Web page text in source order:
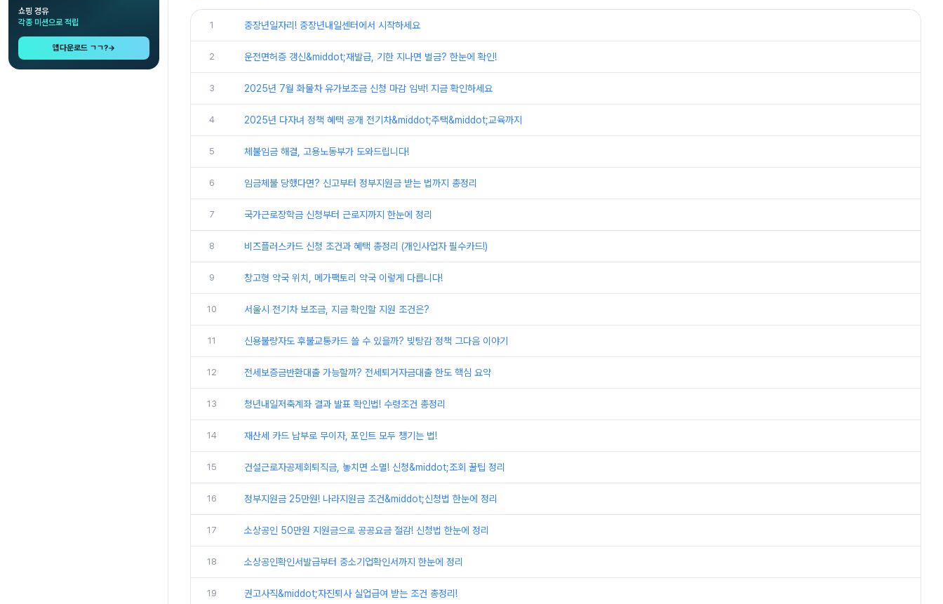
쇼핑 경유
각종 미션으로 적립
앱다운로드 ㄱㄱ?→
1 중장년일자리! 중장년내일센터에서 시작하세요
2 운전면허증 갱신&middot;재발급, 기한 지나면 벌금? 한눈에 확인!
3 2025년 7월 화물차 유가보조금 신청 마감 임박! 지금 확인하세요
4 2025년 다자녀 정책 혜택 공개 전기차&middot;주택&middot;교육까지
5 체불임금 해결, 고용노동부가 도와드립니다!
6 임금체불 당했다면? 신고부터 정부지원금 받는 법까지 총정리
7 국가근로장학금 신청부터 근로지까지 한눈에 정리
8 비즈플러스카드 신청 조건과 혜택 총정리 (개인사업자 필수카드!)
9 창고형 약국 위치, 메가팩토리 약국 이렇게 다릅니다!
10 서울시 전기차 보조금, 지금 확인할 지원 조건은?
11 신용불량자도 후불교통카드 쓸 수 있을까? 빚탕감 정책 그다음 이야기
12 전세보증금반환대출 가능할까? 전세퇴거자금대출 한도 핵심 요약
13 청년내일저축계좌 결과 발표 확인법! 수령조건 총정리
14 재산세 카드 납부로 무이자, 포인트 모두 챙기는 법!
15 건설근로자공제회퇴직금, 놓치면 소멸! 신청&middot;조회 꿀팁 정리
16 정부지원금 25만원! 나라지원금 조건&middot;신청법 한눈에 정리
17 소상공인 50만원 지원금으로 공공요금 절감! 신청법 한눈에 정리
18 소상공인확인서발급부터 중소기업확인서까지 한눈에 정리
19 권고사직&middot;자진퇴사 실업급여 받는 조건 총정리!